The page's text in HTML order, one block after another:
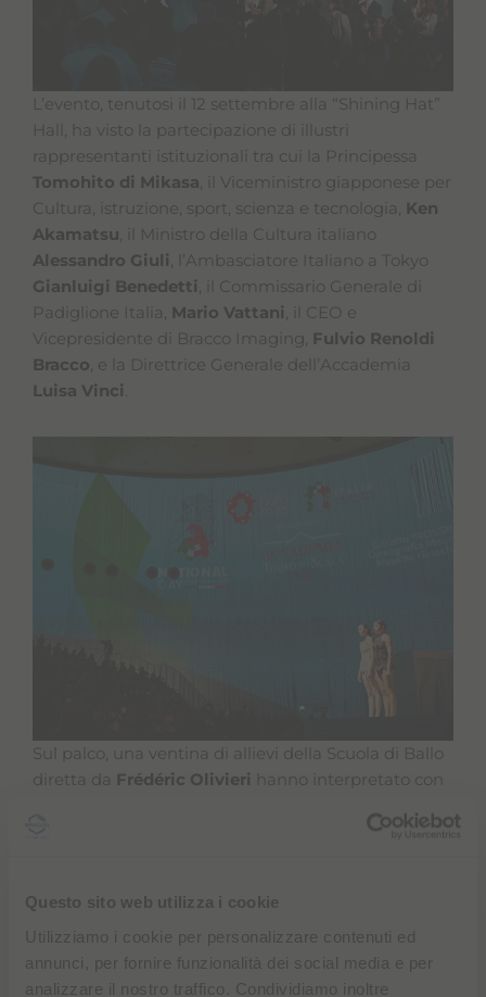
Questo sito web utilizza i cookie
Utilizziamo i cookie per personalizzare contenuti ed
annunci, per fornire funzionalità dei social media e per
analizzare il nostro traffico. Condividiamo inoltre
L’evento, tenutosi il 12 settembre alla “Shining Hat”
Hall, ha visto la partecipazione di illustri
rappresentanti istituzionali tra cui la Principessa
Tomohito di Mikasa, il Viceministro giapponese per
Cultura, istruzione, sport, scienza e tecnologia, Ken
Akamatsu, il Ministro della Cultura italiano
Alessandro Giuli, l’Ambasciatore Italiano a Tokyo
Gianluigi Benedetti, il Commissario Generale di
Padiglione Italia, Mario Vattani, il CEO e
Vicepresidente di Bracco Imaging, Fulvio Renoldi
Bracco, e la Direttrice Generale dell’Accademia
Luisa Vinci.
Sul palco, una ventina di allievi della Scuola di Ballo
diretta da Frédéric Olivieri
hanno interpretato con
“Rossini Cards” di Mauro Bigonzetti, dimostrando